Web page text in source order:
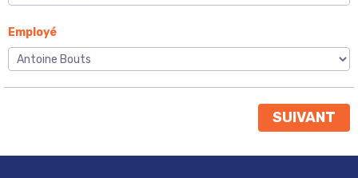
Employé
SUIVANT